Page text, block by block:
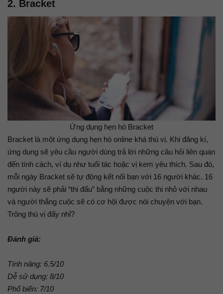
2. Bracket
Ứng dụng hẹn hò Bracket
Bracket là một ứng dụng hẹn hò online khá thú vị. Khi đăng kí,
ứng dụng sẽ yêu cầu người dùng trả lời những câu hỏi liên quan
đến tính cách, ví dụ như tuổi tác hoặc vị kem yêu thích. Sau đó,
mỗi ngày Bracket sẽ tự động kết nối bạn với 16 người khác. 16
người này sẽ phải “thi đấu” bằng những cuộc thi nhỏ với nhau
và người thắng cuộc sẽ có cơ hội được nói chuyện với bạn.
Trông thú vị đấy nhỉ?
Đánh giá:
Tính năng: 6.5/10
Dễ sử dụng: 8/10
Phổ biến: 7/10